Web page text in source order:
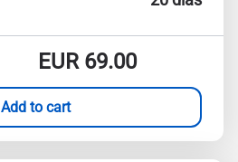
EUR69.00
Add to cart